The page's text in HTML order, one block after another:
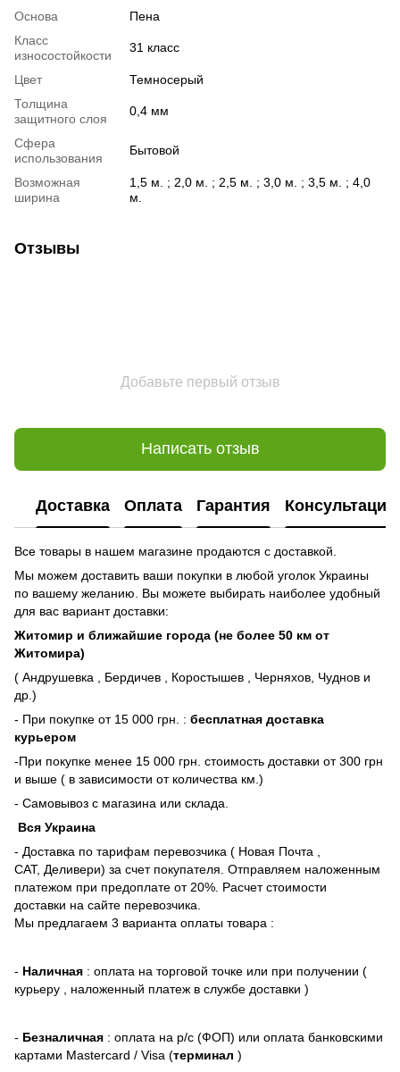
Основа
Пена
Класс
износостойкости
31 класс
Цвет
Темносерый
Толщина
защитного слоя
0,4 мм
Сфера
использования
Бытовой
Возможная
ширина
1,5 м. ; 2,0 м. ; 2,5 м. ; 3,0 м. ; 3,5 м. ; 4,0
м.
Отзывы
Добавьте первый отзыв
Написать отзыв
Доставка Оплата Гарантия Консультация
Все товары в нашем магазине продаются с доставкой.
Мы можем доставить ваши покупки в любой уголок Украины
по вашему желанию. Вы можете выбирать наиболее удобный
для вас вариант доставки:
Житомир и ближайшие города (не более 50 км от
Житомира)
( Андрушевка , Бердичев , Коростышев , Черняхов, Чуднов и
др.)
- При покупке от 15 000 грн. : бесплатная доставка
курьером
-При покупке менее 15 000 грн. стоимость доставки от 300 грн
и выше ( в зависимости от количества км.)
- Самовывоз с магазина или склада.
Вся Украина
- Доставка по тарифам перевозчика ( Новая Почта ,
САТ, Деливери) за счет покупателя. Отправляем наложенным
платежом при предоплате от 20%. Расчет стоимости
доставки на сайте перевозчика.
Мы предлагаем 3 варианта оплаты товара :
- Наличная : оплата на торговой точке или при получении (
курьеру , наложенный платеж в службе доставки )
- Безналичная : оплата на р/с (ФОП) или оплата банковскими
картами Mastercard / Visa (терминал )